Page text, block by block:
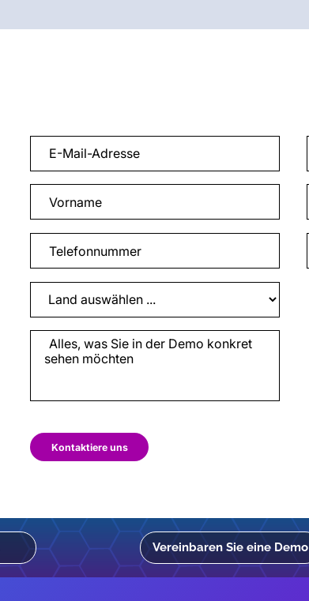
Kontaktiere uns
Vereinbaren Sie eine Demo